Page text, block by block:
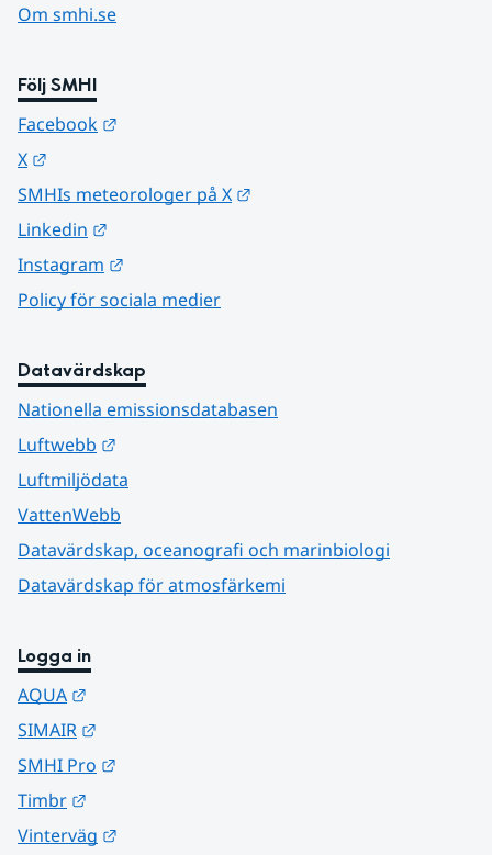
Om smhi.se
Följ SMHI
Facebook
X
SMHIs meteorologer på X
Linkedin
Instagram
Policy för sociala medier
Datavärdskap
Nationella emissionsdatabasen
Luftwebb
Luftmiljödata
VattenWebb
Datavärdskap, oceanografi och marinbiologi
Datavärdskap för atmosfärkemi
Logga in
AQUA
SIMAIR
SMHI Pro
Timbr
Vinterväg